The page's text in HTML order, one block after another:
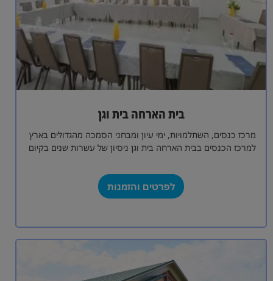
בית הארחה בית וגן
מרכז כנסים, השתלמויות, ימי עיון ומבחני הסמכה מהגדולים בארץ
למרכז הכנסים בבית הארחה בית וגן ניסיון של עשרות שנים בקיום
לפרטים והזמנות